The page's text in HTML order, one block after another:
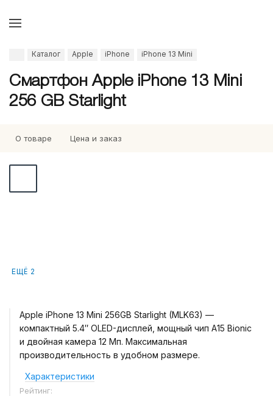
Каталог Apple iPhone iPhone 13 Mini
Смартфон Apple iPhone 13 Mini
256 GB Starlight
О товаре Цена и заказ
ЕЩЁ 2
Apple iPhone 13 Mini 256GB Starlight (MLK63) —
компактный 5.4″ OLED-дисплей, мощный чип A15 Bionic
и двойная камера 12 Мп. Максимальная
производительность в удобном размере.
Характеристики
Рейтинг: